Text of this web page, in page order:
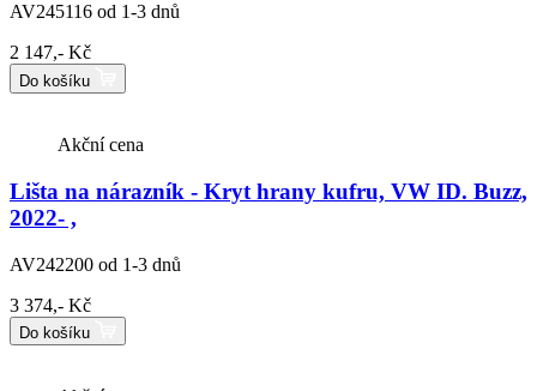
AV245116 od 1-3 dnů
2 147,- Kč
Do košíku
Akční cena
Lišta na nárazník - Kryt hrany kufru, VW ID. Buzz,
2022- ,
AV242200 od 1-3 dnů
3 374,- Kč
Do košíku